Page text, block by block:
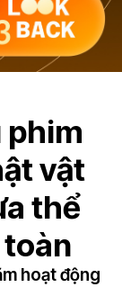
phim
vật
thể
hoạt động